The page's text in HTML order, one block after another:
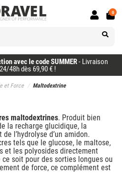
avec le code SUMMER- Livraison
48h dès 69,90 € !
0
et Force Maltodextrine
maltodextrines. Produit bien
la recharge glucidique, la
l’hydrolyse d’un amidon.
tels que le glucose, le maltose,
et les polyosides directement
soit pour des sorties longues ou
de force, ce complément est